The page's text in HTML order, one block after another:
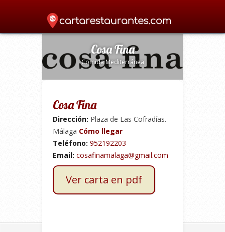
Home »Mediterránea» Cosa Fina»
Cosa Fina
Comida Mediterránea
Cosa Fina
Dirección: Plaza de Las Cofradías.
Málaga Cómo llegar
Teléfono: 952192203
Email: cosafinamalaga@gmail.com
Ver carta en pdf